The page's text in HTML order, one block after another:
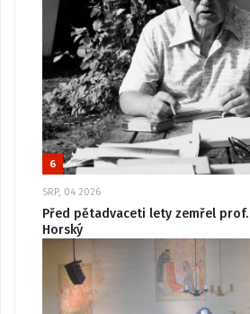
6
SRP, 04 2026
Před pětadvaceti lety zemřel prof.
Horský